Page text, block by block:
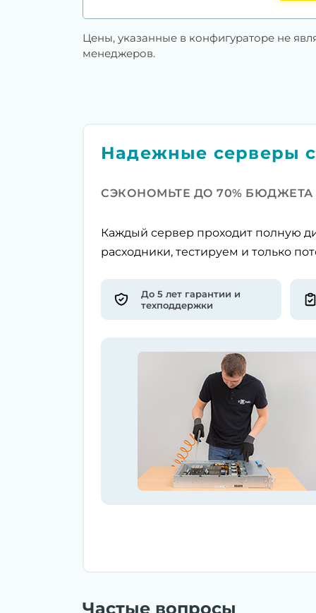
Цены, указанные в конфигураторе не
менеджеров.
Надежные серверы
СЭКОНОМЬТЕ ДО 70% БЮДЖЕТА
Каждый сервер проходит полную
расходники, тестируем и только
До 5 лет гарантии и
техподдержки
Частые вопросы